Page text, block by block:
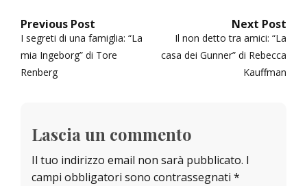
Navigazione
articoli
Previous Post
Previous
post:
I segreti di una famiglia: “La
mia Ingeborg” di Tore
Renberg
Next Post
Next
post:
Il non detto tra amici: “La
casa dei Gunner” di Rebecca
Kauffman
Lascia un commento
Il tuo indirizzo email non sarà pubblicato. I
campi obbligatori sono contrassegnati *